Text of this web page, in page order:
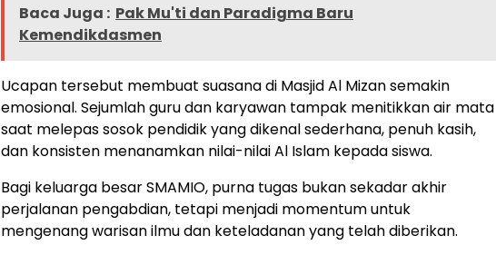
Baca Juga : Pak Mu'ti dan Paradigma Baru
Kemendikdasmen
Ucapan tersebut membuat suasana di Masjid Al Mizan semakin
emosional. Sejumlah guru dan karyawan tampak menitikkan air mata
saat melepas sosok pendidik yang dikenal sederhana, penuh kasih,
dan konsisten menanamkan nilai-nilai Al Islam kepada siswa.
Bagi keluarga besar SMAMIO, purna tugas bukan sekadar akhir
perjalanan pengabdian, tetapi menjadi momentum untuk
mengenang warisan ilmu dan keteladanan yang telah diberikan.